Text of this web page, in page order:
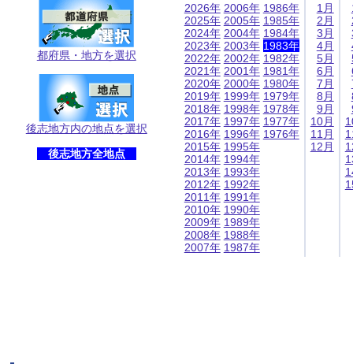
都府県・地方を選択
後志地方内の地点を選択
後志地方全地点
2026年
2025年
2024年
2023年
2022年
2021年
2020年
2019年
2018年
2017年
2016年
2015年
2014年
2013年
2012年
2011年
2010年
2009年
2008年
2007年
2006年
2005年
2004年
2003年
2002年
2001年
2000年
1999年
1998年
1997年
1996年
1995年
1994年
1993年
1992年
1991年
1990年
1989年
1988年
1987年
1986年
1985年
1984年
1983年
1982年
1981年
1980年
1979年
1978年
1977年
1976年
1月
2月
3月
4月
5月
6月
7月
8月
9月
10月
11月
12月